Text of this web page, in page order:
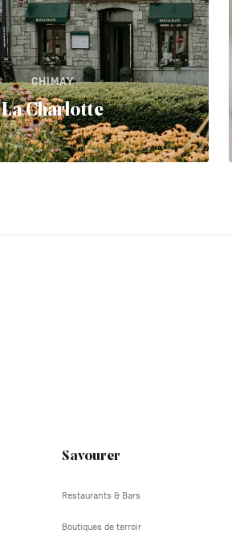
CHIMAY
La Charlotte
Savourer
Restaurants & Bars
Boutiques de terroir